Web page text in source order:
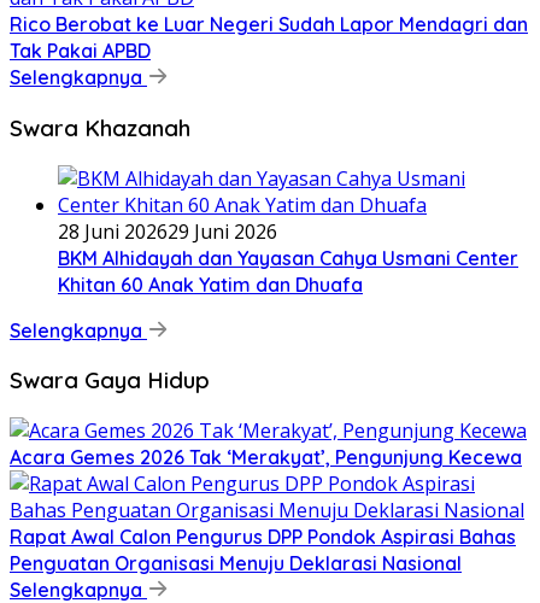
Rico Berobat ke Luar Negeri Sudah Lapor Mendagri dan
Tak Pakai APBD
Selengkapnya
Swara Khazanah
28 Juni 202629 Juni 2026
BKM Alhidayah dan Yayasan Cahya Usmani Center
Khitan 60 Anak Yatim dan Dhuafa
Selengkapnya
Swara Gaya Hidup
Acara Gemes 2026 Tak ‘Merakyat’, Pengunjung Kecewa
Rapat Awal Calon Pengurus DPP Pondok Aspirasi Bahas
Penguatan Organisasi Menuju Deklarasi Nasional
Selengkapnya